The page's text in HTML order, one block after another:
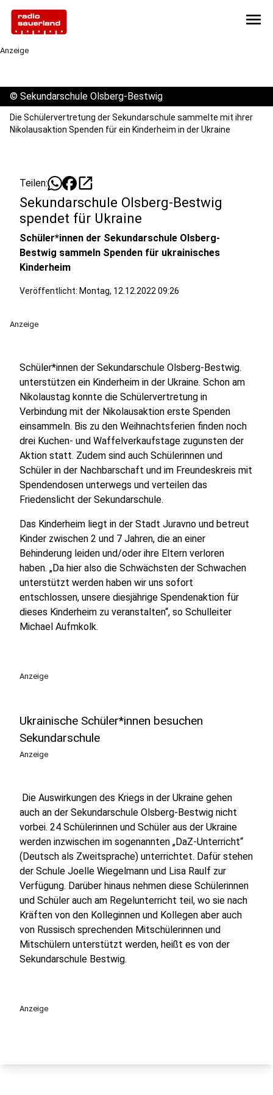
menu
Anzeige
© Sekundarschule Olsberg-Bestwig
Die Schülervertretung der Sekundarschule sammelte mit ihrer
Nikolausaktion Spenden für ein Kinderheim in der Ukraine
Teilen: open_in_new
Sekundarschule Olsberg-Bestwig
spendet für Ukraine
Schüler*innen der Sekundarschule Olsberg-
Bestwig sammeln Spenden für ukrainisches
Kinderheim
Veröffentlicht: Montag, 12.12.2022 09:26
Anzeige
Schüler*innen der Sekundarschule Olsberg-Bestwig.
unterstützen ein Kinderheim in der Ukraine. Schon am
Nikolaustag konnte die Schülervertretung in
Verbindung mit der Nikolausaktion erste Spenden
einsammeln. Bis zu den Weihnachtsferien finden noch
drei Kuchen- und Waffelverkaufstage zugunsten der
Aktion statt. Zudem sind auch Schülerinnen und
Schüler in der Nachbarschaft und im Freundeskreis mit
Spendendosen unterwegs und verteilen das
Friedenslicht der Sekundarschule.
Das Kinderheim liegt in der Stadt Juravno und betreut
Kinder zwischen 2 und 7 Jahren, die an einer
Behinderung leiden und/oder ihre Eltern verloren
haben. „Da hier also die Schwächsten der Schwachen
unterstützt werden haben wir uns sofort
entschlossen, unsere diesjährige Spendenaktion für
dieses Kinderheim zu veranstalten“, so Schulleiter
Michael Aufmkolk.
Anzeige
Ukrainische Schüler*innen besuchen
Sekundarschule
Anzeige
Die Auswirkungen des Kriegs in der Ukraine gehen
auch an der Sekundarschule Olsberg-Bestwig nicht
vorbei. 24 Schülerinnen und Schüler aus der Ukraine
werden inzwischen im sogenannten „DaZ-Unterricht“
(Deutsch als Zweitsprache) unterrichtet. Dafür stehen
der Schule Joelle Wiegelmann und Lisa Raulf zur
Verfügung. Darüber hinaus nehmen diese Schülerinnen
und Schüler auch am Regelunterricht teil, wo sie nach
Kräften von den Kolleginnen und Kollegen aber auch
von Russisch sprechenden Mitschülerinnen und
Mitschülern unterstützt werden, heißt es von der
Sekundarschule Bestwig.
Anzeige